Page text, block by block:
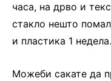
часа, на дрво и
стакло нешто
и пластика 1 недела.
Можеби сакате да